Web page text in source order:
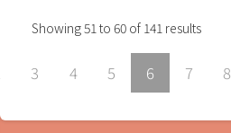
Showing51 to 60 of 141 results
3 4 5 6 7 8